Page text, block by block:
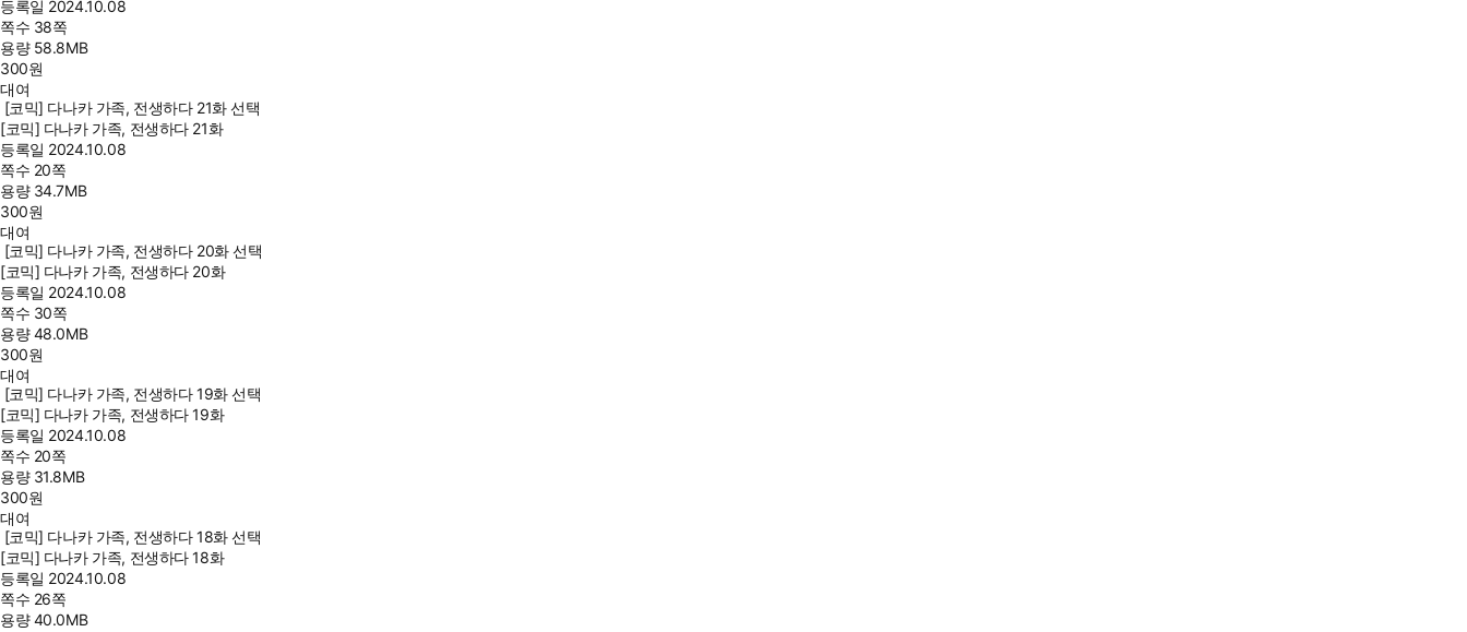
등록일 2024.10.08
쪽수 38쪽
용량 58.8MB
300원
대여
[코믹] 다나카 가족, 전생하다 21화 선택
[코믹] 다나카 가족, 전생하다 21화
등록일 2024.10.08
쪽수 20쪽
용량 34.7MB
300원
대여
[코믹] 다나카 가족, 전생하다 20화 선택
[코믹] 다나카 가족, 전생하다 20화
등록일 2024.10.08
쪽수 30쪽
용량48.0MB
300원
대여
[코믹] 다나카 가족, 전생하다 19화 선택
[코믹] 다나카 가족, 전생하다 19화
등록일 2024.10.08
쪽수 20쪽
용량 31.8MB
300원
대여
[코믹] 다나카 가족, 전생하다 18화 선택
[코믹] 다나카 가족, 전생하다 18화
등록일 2024.10.08
쪽수 26쪽
용량40.0MB